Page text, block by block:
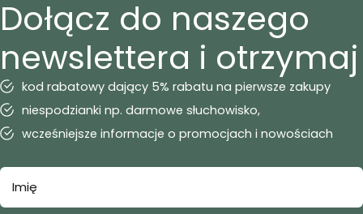
Dołącz do naszego
newslettera i otrzymaj
kod rabatowy dający 5% rabatu na pierwsze zakupy
niespodzianki np. darmowe słuchowisko,
wcześniejsze informacje o promocjach i nowościach